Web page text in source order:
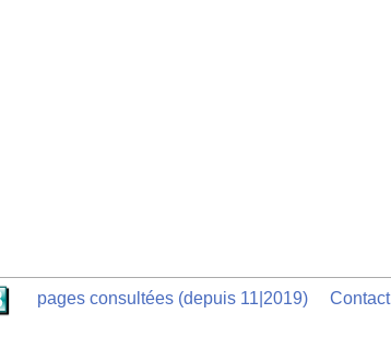
pages consultées (depuis 11|2019) Contact